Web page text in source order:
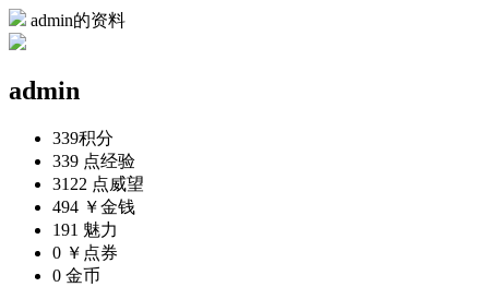
admin的资料
admin
339积分
339 点经验
3122 点威望
494 ￥金钱
191 魅力
0 ￥ 点券
0 金币